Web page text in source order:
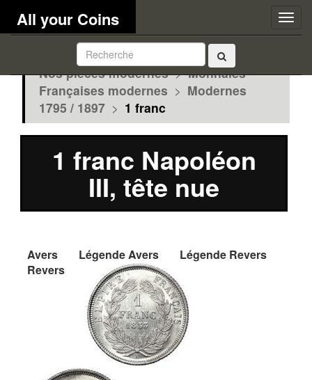
All your Coins
Nos pièces modernes > Monnaies
Françaises modernes > Modernes
1795 / 1897 > 1 franc
1 franc Napoléon
III, tête nue
Avers Légende Avers
Légende Revers
Revers